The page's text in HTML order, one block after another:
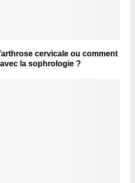
cervicale ou comment
la sophrologie ?